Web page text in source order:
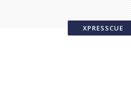
XPRESSCUE